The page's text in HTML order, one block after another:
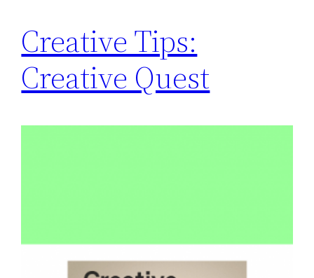
Creative Tips:
Creative Quest